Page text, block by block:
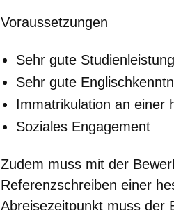
Voraussetzungen
Sehr gute
Sehr gute
Immatrikulation an einer
Soziales Engagement
Zudem muss mit der
Referenzschreiben einer
Abreisezeitpunkt muss der